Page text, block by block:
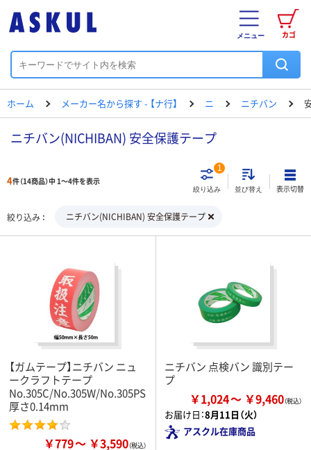
カゴ
メニュー
ホーム メーカー名から探す - 【ナ行】 ニ ニチバン
ニチバン(NICHIBAN) 安全保護テープ
4件（14商品）中 1～4件を表示
絞り込み
1
並び替え 表示切替
絞り込み ニチバン(NICHIBAN) 安全保護テープ
【ガムテープ】ニチバン ニュ
ークラフトテープ
No.305C/No.305W/No.305PS
厚さ0.14mm
￥779 ￥3,590
ニチバン 点検バン 識別テー
プ
￥1,024 ￥9,460
お届け日：8月11日（火）
アスクル在庫商品